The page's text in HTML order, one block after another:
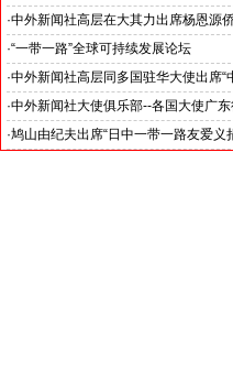
·中外新闻社高层在大其力出席杨恩源
·“一带一路”全球可持续发展论坛
--中外新闻社大使俱乐部--各国使节上
·中外新闻社高层同多国驻华大使出席“
动
·中外新闻社大使俱乐部--各国大使广
路”全球可持续发展交流午宴
·鸠山由纪夫出席“日中一带一路友爱义